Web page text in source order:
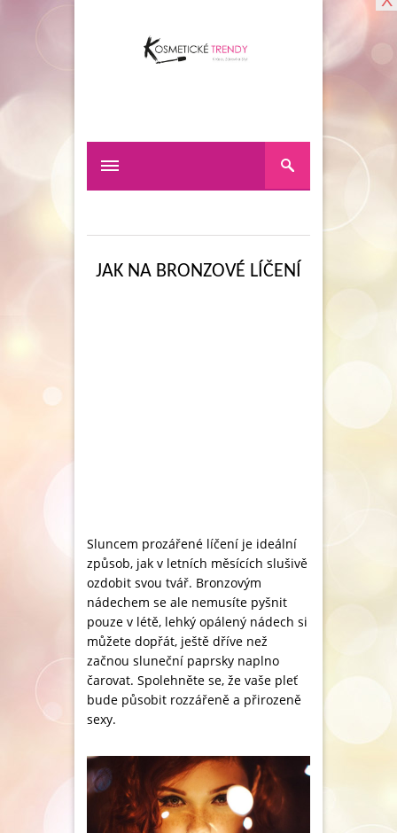
JAK NA BRONZOVÉ LÍČENÍ
Sluncem prozářené líčení je ideální
způsob, jak v letních měsících slušivě
ozdobit svou tvář. Bronzovým
nádechem se ale nemusíte pyšnit
pouze v létě, lehký opálený nádech si
můžete dopřát, ještě dříve než
začnou sluneční paprsky naplno
čarovat. Spolehněte se, že vaše pleť
bude působit rozzářeně a přirozeně
sexy.